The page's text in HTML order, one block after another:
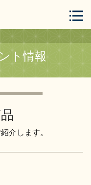
ログイン
タログ
ト情報
介します。